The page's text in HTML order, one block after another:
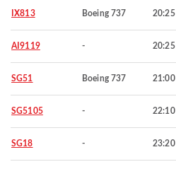
IX813 Boeing 737 20:25
AI9119 - 20:25
SG51 Boeing 737 21:00
SG5105 - 22:10
SG18 - 23:20